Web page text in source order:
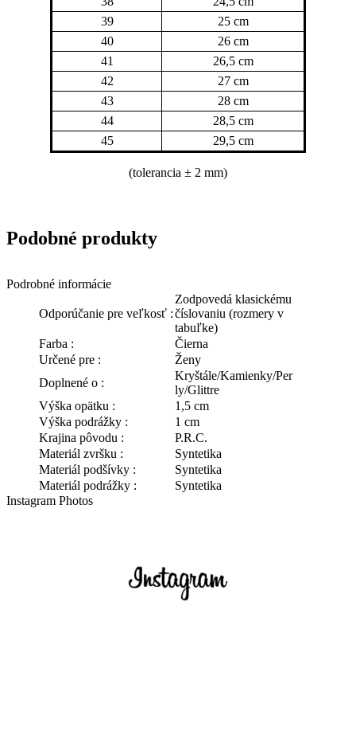
39
25 cm
40
26 cm
41
26,5 cm
42
27 cm
43
28 cm
44
28,5 cm
45
29,5 cm
(tolerancia ± 2 mm)
Podrobné informácie
Odporúčanie pre veľkosť :
Zodpovedá klasickému
číslovaniu (rozmery v
tabuľke)
Farba :
Čierna
Určené pre :
Ženy
Doplnené o :
Kryštále/Kamienky/Per
ly/Glittre
Výška opätku :
1,5 cm
Výška podrážky :
1 cm
Krajina pôvodu :
P.R.C.
Materiál zvršku :
Syntetika
Materiál podšívky :
Syntetika
Materiál podrážky :
Syntetika
Instagram Photos
Podobné produkty